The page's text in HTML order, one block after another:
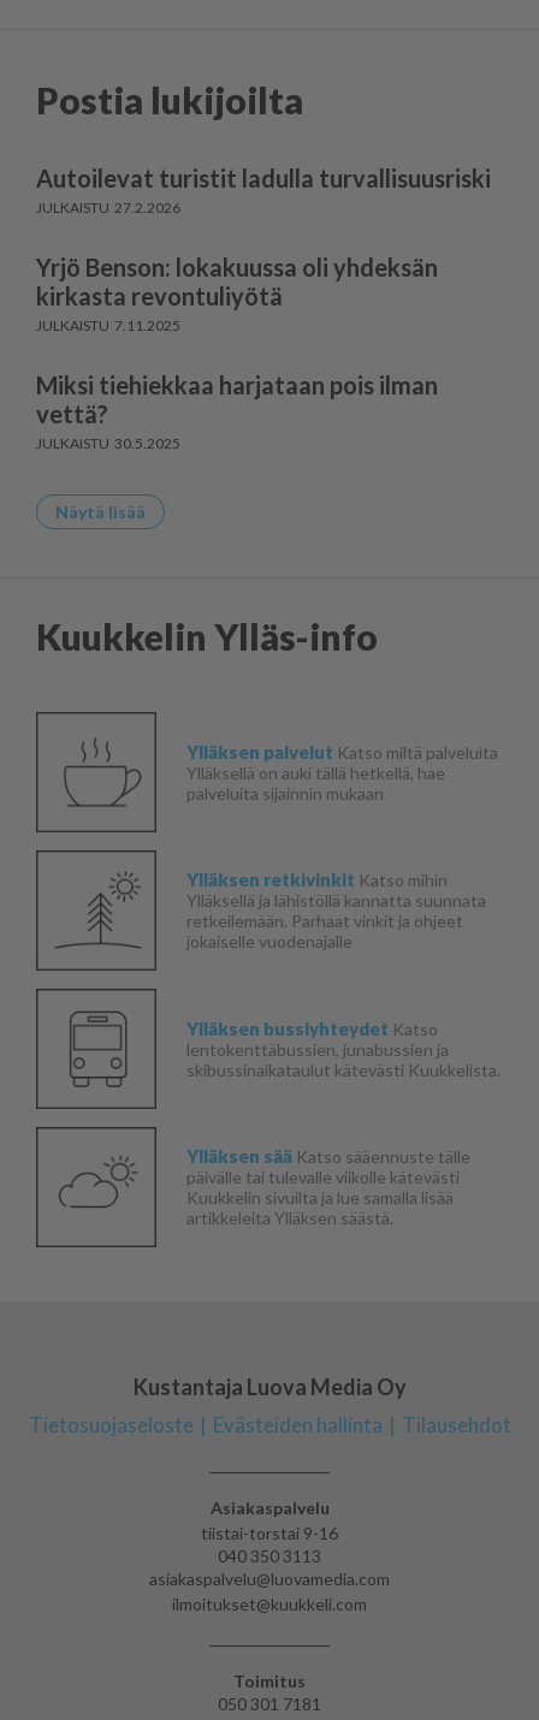
Postia lukijoilta
Autoilevat turistit ladulla turvallisuusriski
27.2.2026
Yrjö Benson: lokakuussa oli yhdeksän
kirkasta revontuliyötä
7.11.2025
Miksi tiehiekkaa harjataan pois ilman
vettä?
30.5.2025
Näytä lisää
Kuukkelin Ylläs-info
Ylläksen palvelut Katso miltä palveluita
Ylläksellä on auki tällä hetkellä, hae
palveluita sijainnin mukaan
Ylläksen retkivinkit Katso mihin
Ylläksellä ja lähistöllä kannatta suunnata
retkeilemään. Parhaat vinkit ja ohjeet
jokaiselle vuodenajalle
Ylläksen bussiyhteydet Katso
lentokenttäbussien, junabussien ja
skibussinaikataulut kätevästi Kuukkelista.
Ylläksen sää Katso sääennuste tälle
päivälle tai tulevalle viikolle kätevästi
Kuukkelin sivuilta ja lue samalla lisää
artikkeleita Ylläksen säästä.
Kustantaja Luova Media Oy
Tietosuojaseloste Evästeiden hallinta Tilausehdot
Asiakaspalvelu
tiistai-torstai 9-16
040 350 3113
asiakaspalvelu@luovamedia.com
ilmoitukset@kuukkeli.com
Toimitus
050 301 7181